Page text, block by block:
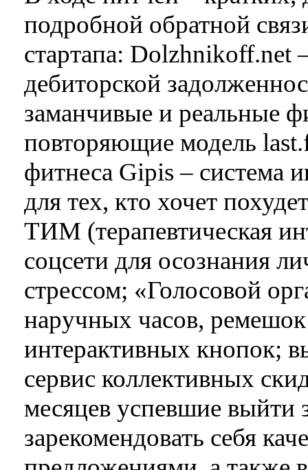
подробной обратной
стартапа: Dolzhnikoff.net
дебиторской
заманчивые и реальные
повторяющие модель
фитнеса Gipis – система
для тех, кто хочет
ТИМ (терапевтическая
соцсети для осознания
стрессом; «Голосовой
наручных часов,
интерактивных кнопок;
сервис коллективных
месяцев успевшие
зарекомендовать себя